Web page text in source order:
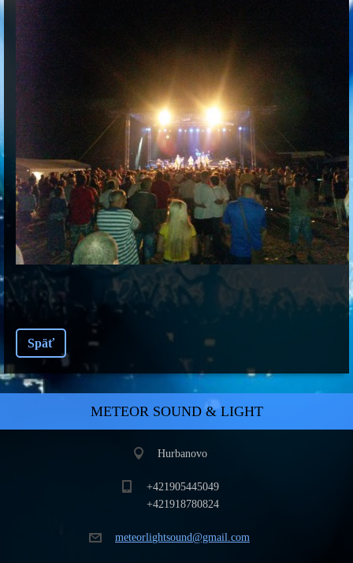
Späť
METEOR SOUND & LIGHT
Hurbanovo
+421905445049
+421918780824
meteorlightsound@gmail.com